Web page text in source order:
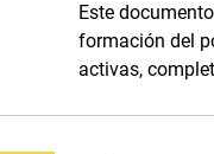
Este
formación del
activas,